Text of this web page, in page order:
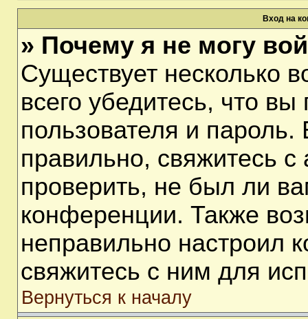
Вход на
» Почему я не могу
Существует несколько
всего убедитесь, что
пользователя и
правильно, свяжитесь
проверить, не был ли
конференции. Также
неправильно настроил
свяжитесь с ним для
Вернуться к началу